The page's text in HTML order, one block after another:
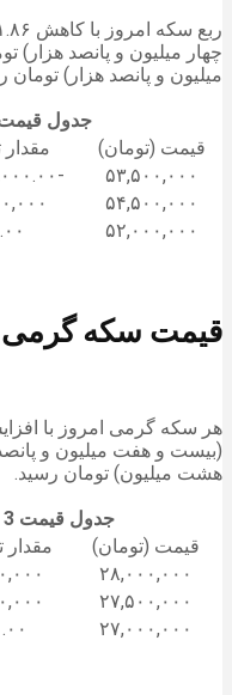
میلیون و پانصد هزار) تومان
جدول قیمت 3 روز اخیر ربع
قیمت (تومان)
مقدار
۵۳,۵۰۰,۰۰۰
-۱,۰۰۰,۰۰۰.۰۰
۵۴,۵۰۰,۰۰۰
۵۲,۰۰۰,۰۰۰
قیمت سکه گرمی
هشت میلیون) تومان رسید.
جدول قیمت 3 روز اخیر هر سکه گرمی
قیمت (تومان)
مقدار
۲۸,۰۰۰,۰۰۰
۲۷,۵۰۰,۰۰۰
۲۷,۰۰۰,۰۰۰